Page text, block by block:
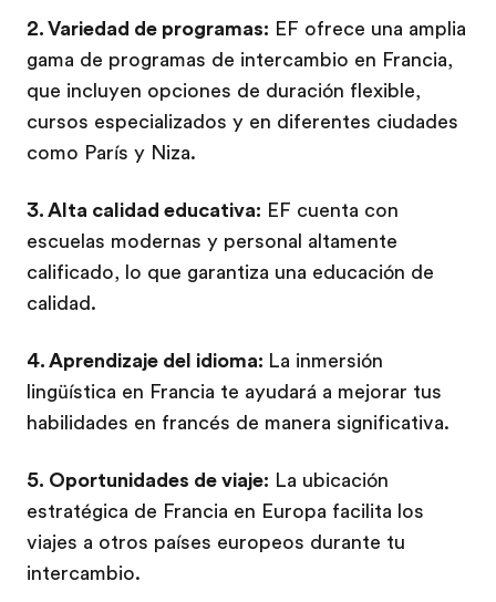
2. Variedad de programas: EF ofrece una amplia
gama de programas de intercambio en Francia,
que incluyen opciones de duración flexible,
cursos especializados y en diferentes ciudades
como París y Niza.
3. Alta calidad educativa: EF cuenta con
escuelas modernas y personal altamente
calificado, lo que garantiza una educación de
calidad.
4. Aprendizaje del idioma: La inmersión
lingüística en Francia te ayudará a mejorar tus
habilidades en francés de manera significativa.
5. Oportunidades de viaje: La ubicación
estratégica de Francia en Europa facilita los
viajes a otros países europeos durante tu
intercambio.